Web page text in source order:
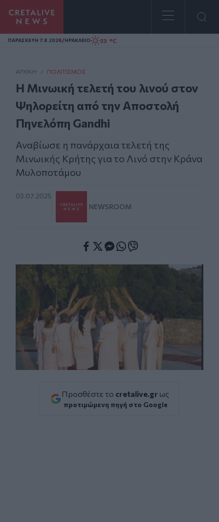
Homepage
ΠΑΡΑΣΚΕΥΗ 7.8.2026/ΗΡΑΚΛΕΙΟ 33 °C
ΑΡΧΙΚΗ / ΠΟΛΙΤΙΣΜΌΣ
Η Μινωική τελετή του λινού στον
Ψηλορείτη από την Αποστολή
Πηνελόπη Gandhi
Αναβίωσε η πανάρχαια τελετή της
Μινωικής Κρήτης για το Λινό στην Κράνα
Μυλοποτάμου
03.07.2025
NEWSROOM
Προσθέστε το cretalive.gr ως
προτιμώμενη πηγή στο Google